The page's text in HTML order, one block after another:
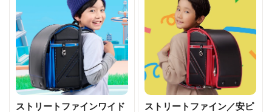
ストリートファインワイド
ストリートファイン／安ピ